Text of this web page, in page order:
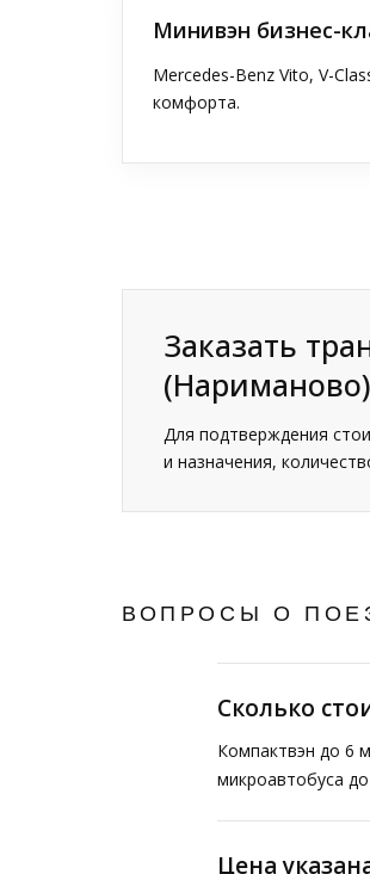
Минивэн бизнес-
Mercedes-Benz Vito, V-
комфорта.
Заказать
Для подтверждения
и назначения,
ВОПРОСЫ О
Сколько
Компактвэн до 6
микроавтобуса
Цена